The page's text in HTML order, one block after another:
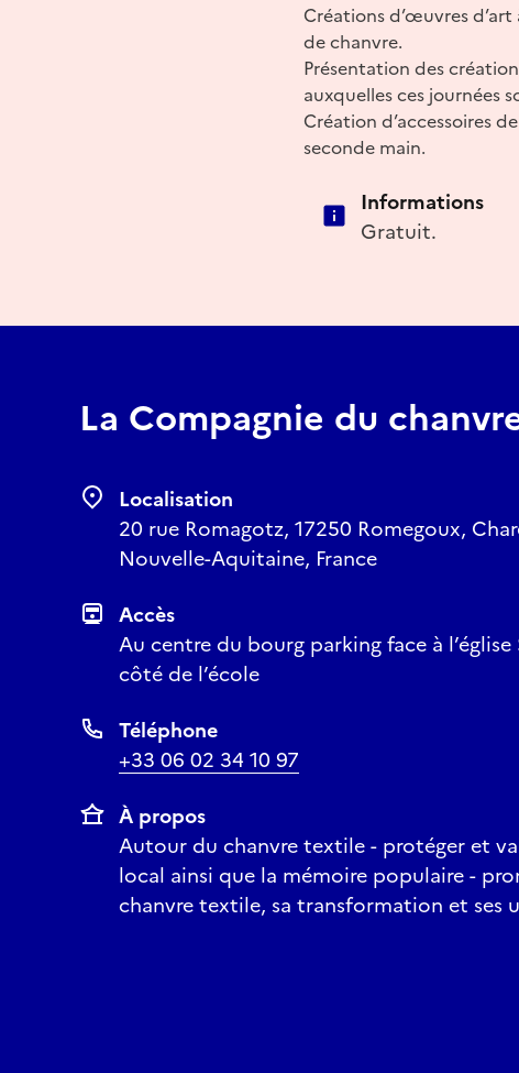
Créations d’œuvres
de chanvre.
Présentation des
auxquelles ces journées
Création d’accessoires
seconde main.
Informations
Gratuit.
La Compagnie du
Localisation
20 rue Romagotz, 17250 Romegoux,
Nouvelle-Aquitaine, France
Accès
Au centre du bourg parking face à
côté de l’école
Téléphone
+33 06 02 34 10 97
À propos
Autour du chanvre textile - protéger et
local ainsi que la mémoire populaire -
chanvre textile, sa transformation et ses